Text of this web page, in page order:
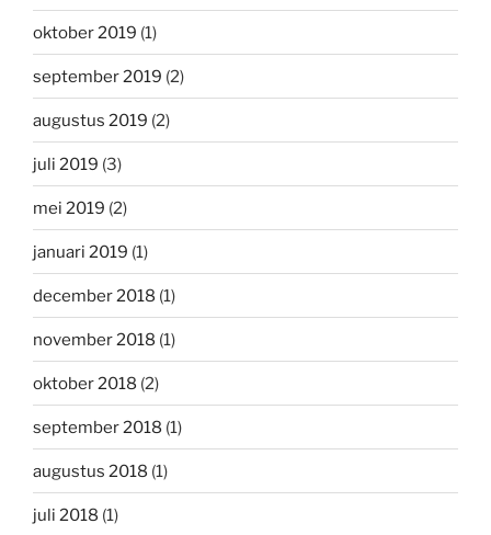
oktober 2019 (1)
september 2019 (2)
augustus 2019 (2)
juli 2019 (3)
mei 2019 (2)
januari 2019 (1)
december 2018 (1)
november 2018 (1)
oktober 2018 (2)
september 2018 (1)
augustus 2018 (1)
juli 2018 (1)